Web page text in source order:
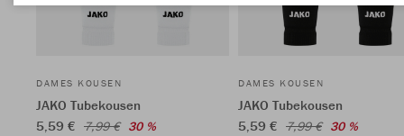
DAMES KOUSEN
JAKO Tubekousen
5,59 € 7,99 € 30 %
DAMES KOUSEN
JAKO Tubekousen
5,59 € 7,99 € 30 %